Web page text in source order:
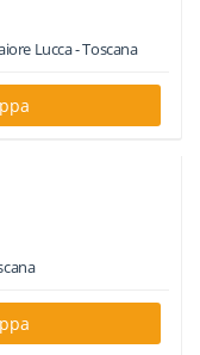
Lucca -Toscana